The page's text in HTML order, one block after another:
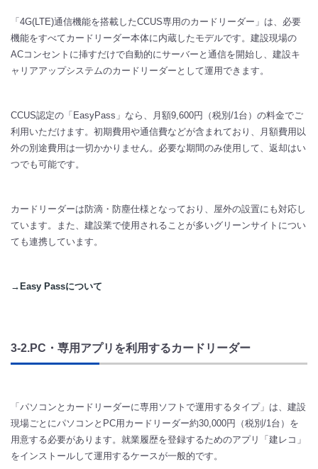
「4G(LTE)通信機能を搭載したCCUS専用のカードリーダー」は、必要
機能をすべてカードリーダー本体に内蔵したモデルです。建設現場の
ACコンセントに挿すだけで自動的にサーバーと通信を開始し、建設キ
ャリアアップシステムのカードリーダーとして運用できます。
CCUS認定の「EasyPass」なら、月額9,600円（税別/1台）の料金でご
利用いただけます。初期費用や通信費などが含まれており、月額費用以
外の別途費用は一切かかりません。必要な期間のみ使用して、返却はい
つでも可能です。
カードリーダーは防滴・防塵仕様となっており、屋外の設置にも対応し
ています。また、建設業で使用されることが多いグリーンサイトについ
ても連携しています。
→Easy Passについて
3-2.PC・専用アプリを利用するカードリーダー​​
「パソコンとカードリーダーに専用ソフトで運用するタイプ」は、建設
現場ごとにパソコンとPC用カードリーダー約30,000円（税別/1台）を
用意する必要があります。就業履歴を登録するためのアプリ「建レコ」
をインストールして運用するケースが一般的です。